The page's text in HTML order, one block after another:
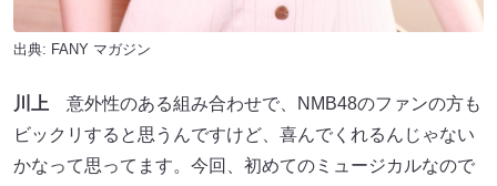
出典: FANY マガジン
川上 意外性のある組み合わせで、NMB48のファンの方も
ビックリすると思うんですけど、喜んでくれるんじゃない
かなって思ってます。今回、初めてのミュージカルなので